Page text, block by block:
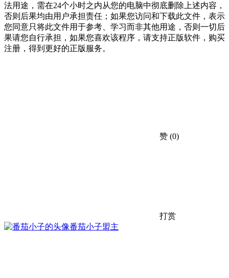
法用途，需在24个小时之内从您的电脑中彻底删除上述内容，
否则后果均由用户承担责任；如果您访问和下载此文件，表示
您同意只将此文件用于参考、学习而非其他用途，否则一切后
果请您自行承担，如果您喜欢该程序，请支持正版软件，购买
注册，得到更好的正版服务。
赞 (0)
打赏
番茄小子盟主